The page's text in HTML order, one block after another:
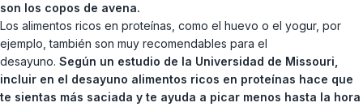
son los copos de avena.
Los alimentos ricos en proteínas, como el huevo o el yogur, por
ejemplo, también son muy recomendables para el
desayuno. Según un estudio de la Universidad de Missouri,
incluir en el desayuno alimentos ricos en proteínas hace que
te sientas más saciada y te ayuda a picar menos hasta la hora